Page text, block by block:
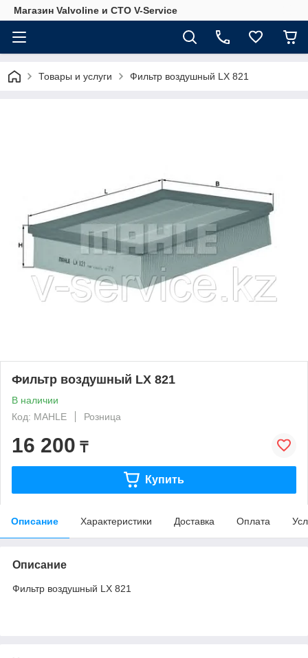
Магазин Valvoline и СТО V-Service
Товары и услуги Фильтр воздушный LX 821
Фильтр воздушный LX 821
В наличии
Код: MAHLE
Розница
16 200 ₸
Купить
Описание Характеристики Доставка Оплата
Описание
Фильтр воздушный LX 821